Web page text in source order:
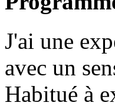
J'ai une
avec un
Habitué à